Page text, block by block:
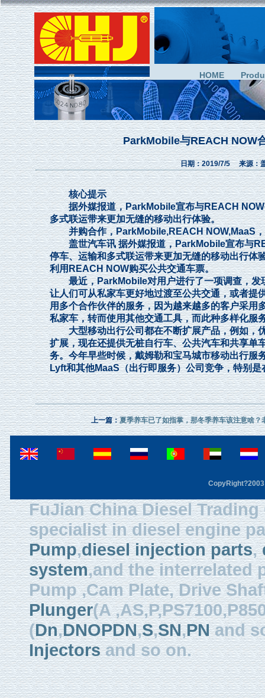
HOME
ParkMobile与REACH NOW
日期：2019/7/5 来源：
核心提示
据外媒报道，ParkMobile宣布与REACH NOW
多式联运带来更加无缝的移动出行体验。
并购合作，ParkMobile,REACH NOW,MaaS，
盖世汽车讯 据外媒报道，ParkMobile宣布与
停车、运输和多式联运带来更加无缝的移动出行
利用REACH NOW购买公共交通车票。
最近，ParkMobile对用户进行了一项调查，发现
让人们可从私家车更好地过渡至公共交通，或者提
用多个合作伙伴的服务，因为越来越多的客户采用
私家车，转而使用其他交通工具，而此种多样化服
大型移动出行公司都在不断扩展产品，例如，优
扩展，现在还提供无桩自行车、公共汽车和共享单
务。今年早些时候，戴姆勒和宝马城市移动出行服
Lyft和其他MaaS（出行即服务）公司竞争，特别是
上一篇：夏季养车已了如指掌，那冬季养车该注意啥？
FuJian China Diesel
specialist in diesel engine
Pump,diesel injection parts,
system,and the interrelated
Pump ,Cam Plate, Drive
Plunger(A
(Dn,DNOPDN,S,SN,PNand
Injectorsand so on.